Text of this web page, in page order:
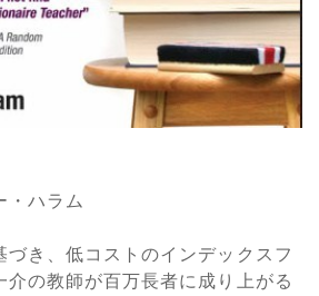
・ハラム
づき、低コストのインデックスフ
介の教師が百万長者に成り上がる